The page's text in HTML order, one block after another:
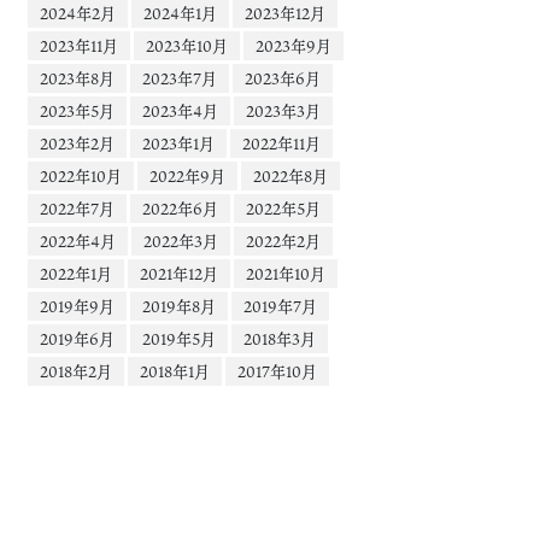
2024年2月
2024年1月
2023年12月
2023年11月
2023年10月
2023年9月
2023年8月
2023年7月
2023年6月
2023年5月
2023年4月
2023年3月
2023年2月
2023年1月
2022年11月
2022年10月
2022年9月
2022年8月
2022年7月
2022年6月
2022年5月
2022年4月
2022年3月
2022年2月
2022年1月
2021年12月
2021年10月
2019年9月
2019年8月
2019年7月
2019年6月
2019年5月
2018年3月
2018年2月
2018年1月 2017年10月